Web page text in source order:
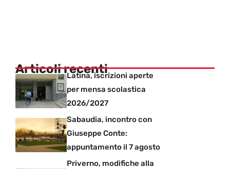
Articoli recentiLatina, iscrizioni aperte
per mensa scolastica
2026/2027
Sabaudia, incontro con
Giuseppe Conte:
appuntamento il 7 agosto
Priverno, modifiche alla